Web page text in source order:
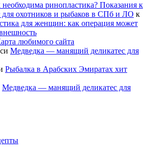
ринопластика? Показания к
для охотников и рыбаков в СПб и ЛО к
для женщин: как операция может
любимого сайта
Медведка — манящий деликатес для
Рыбалка в Арабских Эмиратах хит
Медведка — манящий деликатес для